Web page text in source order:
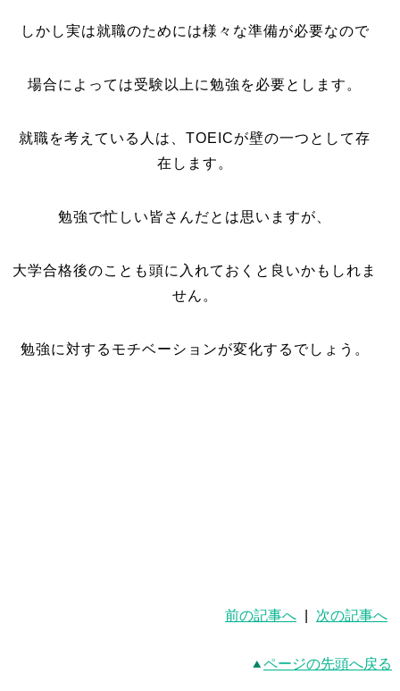
しかし実は就職のためには様々な準備が必要なので
場合によっては受験以上に勉強を必要とします。
就職を考えている人は、TOEICが壁の一つとして存
在します。
勉強で忙しい皆さんだとは思いますが、
大学合格後のことも頭に入れておくと良いかもしれま
せん。
勉強に対するモチベーションが変化するでしょう。
前の記事へ 次の記事へ
ページの先頭へ戻る